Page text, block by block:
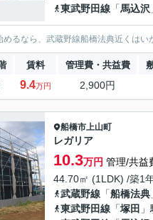
東武野田線 「馬込沢
るなら、武蔵野線船橋法典近くは
賃料 管理費・共益費
9.4万円 2,900円
船橋市上山町
レガリア
10.3万円 管理/共益
44.70㎡ (1LDK) /築1
武蔵野線 「船橋法典
東武野田線 「塚田